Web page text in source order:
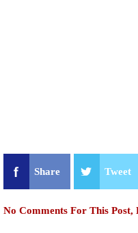
Share Tweet
No Comments For This